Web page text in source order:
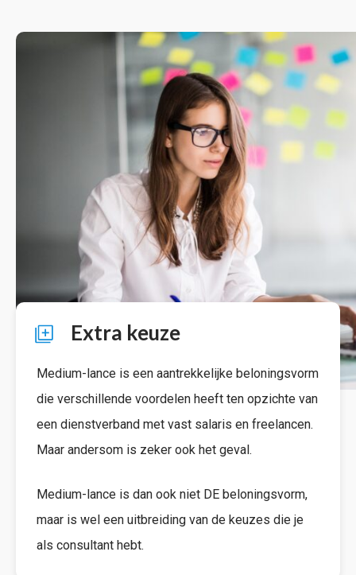
Extra keuze
Medium-lance is een aantrekkelijke beloningsvorm
die verschillende voordelen heeft ten opzichte van
een dienstverband met vast salaris en freelancen.
Maar andersom is zeker ook het geval.
Medium-lance is dan ook niet DE beloningsvorm,
maar is wel een uitbreiding van de keuzes die je
als consultant hebt.